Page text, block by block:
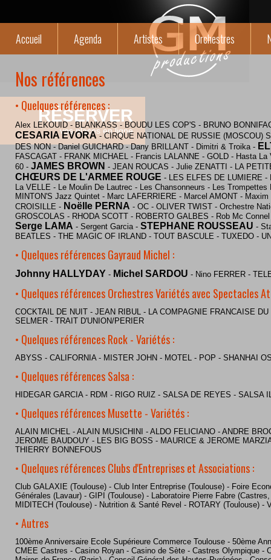
RÉSERVER
vos places en ligne
Accueil Agenda Artistes Orchestres
Nos références
• Quelques références :
Alex LEKOUID - BLANKASS - BOUDU LES COP'S - BRUNO
CESARIA EVORA- CIRQUE NATIONAL DE RUSSIE (MOSCOU)
DES NON - Daniel GUICHARD - Dany BRILLANT - Dimitri & Troika -
FASCAGAT - FRANK MICHAEL - Francis LALANNE - GOLD - Hasta
60 - JAMES BROWN - JEAN ROUCAS - Julie ZENATTI - LA
CHŒURS DE L'ARMEE ROUGE - LES ELFES DE LUMIERE
La VELLE - Le Moulin De Lautrec - Les Chansonneurs - Les
MINTON'S Jazz Quintet - Marc LAFERRIERE - Marcel AMONT -
CROISILLE - Noëlle PERNA - OC - OLIVER TWIST - Orchestre
GROSCOLAS - RHODA SCOTT - ROBERTO GALBES - Rob Mc
Serge LAMA - Sergent Garcia - STEPHANE ROUSSEAU -
BEATLES - THE MAGIC OF IRLAND - TOUT BASCULE - TUXEDO -
• Quelques références Gayraud Michel :
Johnny HALLYDAY - Michel SARDOU - Nino FERRER -
• Quelques références Orchestres Variétés avec Spectacles
COCKTAIL DE NUIT - JEAN RIBUL - LA COMPAGNIE FRANCAISE
SELMER - TRAIT D'UNION/PERIER
• Quelques références Rock - Variétés :
ABYSS - CALIFORNIA - MISTER JOHN - MOTEL - POP - SHANHAI
• Quelques références Salsa :
HIDEGAR GARCIA - RDM - RIGO RUIZ - SALSA DE REYES - SALSA
• Quelques références Musette - Variétés :
ALAIN MICHEL - ALAIN MUSICHINI - ALDO FELICIANO - ANDRE
JEROME BAUDOUY - LES BIG BOSS - MAURICE & JEROME
THIERRY BONNEFOUS
• Quelques références Clubs d'Entreprises et Associations :
Club GALAXIE (Toulouse) - Club Inter Entreprise (Toulouse) - Foire
Générales (Lavaur) - GIPI (Toulouse) - Laboratoire Pierre Fabre
MIDITECH (Toulouse) - Nutrition & Santé Revel - ROTARY (Toulouse) -
• Autres
100ème Anniversaire Ecole Supérieure Commerce Toulouse - 50ème
CMEE Castres - Casino Royan - Casino de Sète - Castres Olympique -